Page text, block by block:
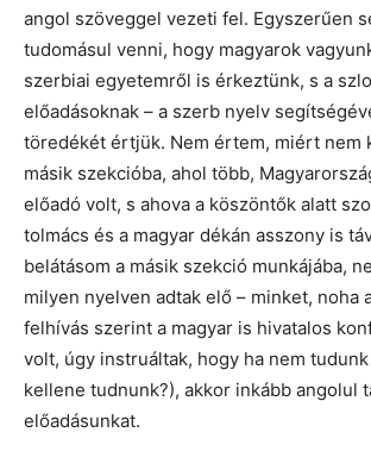
angol szöveggel vezeti fel. Egyszerűen
tudomásul venni, hogy magyarok
szerbiai egyetemről is érkeztünk, s a
előadásoknak – a szerb nyelv
töredékét értjük. Nem értem, miért nem
másik szekcióba, ahol több,
előadó volt, s ahova a köszöntők alatt
tolmács és a magyar dékán asszony is
belátásom a másik szekció munkájába,
milyen nyelven adtak elő – minket, noha
felhívás szerint a magyar is hivatalos
volt, úgy instruáltak, hogy ha nem
kellene tudnunk?), akkor inkább angolul
előadásunkat.